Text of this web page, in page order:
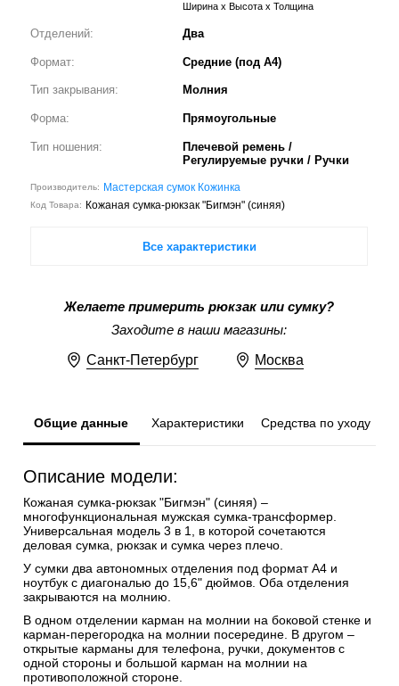
Ширина x Высота x Толщина
Отделений: Два
Формат: Средние (под А4)
Тип закрывания: Молния
Форма: Прямоугольные
Тип ношения:
Плечевой ремень /
Регулируемые ручки / Ручки
Производитель: Мастерская сумок Кожинка
Код Товара: Кожаная сумка-рюкзак "Бигмэн" (синяя)
Все характеристики
Желаете примерить рюкзак или сумку?
Заходите в наши магазины:
Санкт-Петербург Москва
Общие данные Характеристики Средства по уходу
Описание модели:
Кожаная сумка-рюкзак "Бигмэн" (синяя) –
многофункциональная мужская сумка-трансформер.
Универсальная модель 3 в 1, в которой сочетаются
деловая сумка, рюкзак и сумка через плечо.
У сумки два автономных отделения под формат А4 и
ноутбук с диагональю до 15,6" дюймов. Оба отделения
закрываются на молнию.
В одном отделении карман на молнии на боковой стенке и
карман-перегородка на молнии посередине. В другом –
открытые карманы для телефона, ручки, документов с
одной стороны и большой карман на молнии на
противоположной стороне.